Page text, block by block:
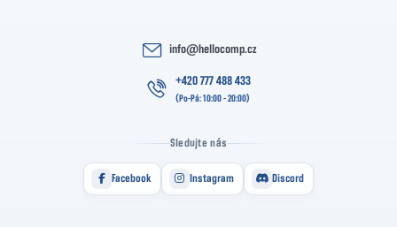
info@hellocomp.cz
+420 777 488 433
Sledujte nás
Facebook Instagram Discord